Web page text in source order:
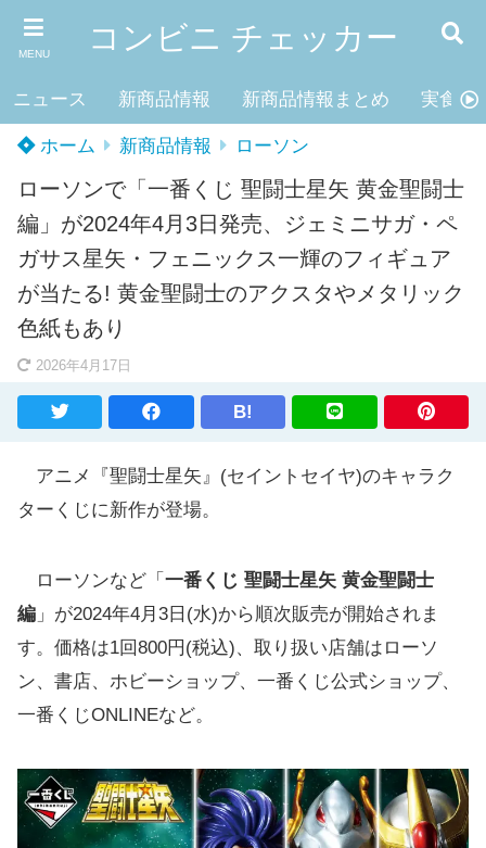
MENU コンビニ チェッカー
ニュース 新商品情報 新商品情報まとめ 実食レ
ホーム 新商品情報 ローソン
ローソンで「一番くじ 聖闘士星矢 黄金聖闘士
編」が2024年4月3日発売、ジェミニサガ・ペ
ガサス星矢・フェニックス一輝のフィギュア
が当たる! 黄金聖闘士のアクスタやメタリック
色紙もあり
2026年4月17日
B!
アニメ『聖闘士星矢』(セイントセイヤ)のキャラク
ターくじに新作が登場。
ローソンなど「 一番くじ 聖闘士星矢 黄金聖闘士
編 」が2024年4月3日(水)から順次販売が開始されま
す。価格は1回800円(税込)、取り扱い店舗はローソ
ン、書店、ホビーショップ、一番くじ公式ショップ、
一番くじONLINEなど。